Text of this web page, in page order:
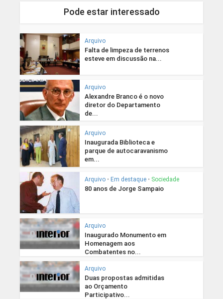
Pode estar interessado
Arquivo
Falta de limpeza de terrenos
esteve em discussão na...
Arquivo
Alexandre Branco é o novo
diretor do Departamento
de...
Arquivo
Inaugurada Biblioteca e
parque de autocaravanismo
em...
Arquivo • Em destaque • Sociedade
80 anos de Jorge Sampaio
Arquivo
Inaugurado Monumento em
Homenagem aos
Combatentes no...
Arquivo
Duas propostas admitidas
ao Orçamento
Participativo...